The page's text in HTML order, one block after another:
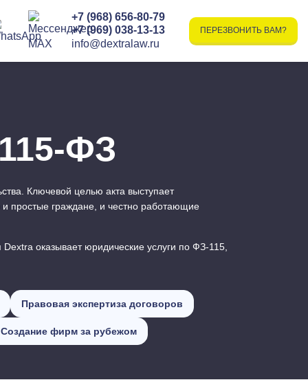
+7 (968) 656-80-79
+7 (969) 038-13-13
info@dextralaw.ru
ПЕРЕЗВОНИТЬ ВАМ?
ФЗ
Ключевой целью акта выступает
простые граждане, и честно работающие
оказывает юридические услуги по ФЗ-115,
Правовая экспертиза договоров
Создание фирм за рубежом